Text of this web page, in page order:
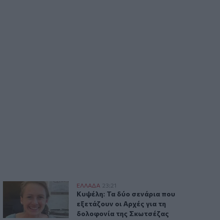
Κυψέλη: Τα δύο σενάρια που εξετάζουν οι Αρχές για τη
ΕΛΛAΔΑ 23:21
Κυψέλη: Τα δύο σενάρια που
Κυψέλη: Τα δύο σενάρια που
εξετάζουν οι Αρχές για τη
δολοφονία της Σκωτσέζας